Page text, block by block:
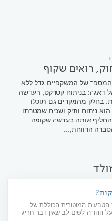
רואים שקוף
המספר של המשקפיים גדל ללא
דאגה: בניתוח קטרקט, העדשה
בחלק מהמקרים גם תוכלו
ניתוח ותיק ושכיח שמטרתו
אותה בעדשה שקופה
הרווחת,...
המוטורית הכוללת של
על ההורה לשים לב שאין דבר חריג